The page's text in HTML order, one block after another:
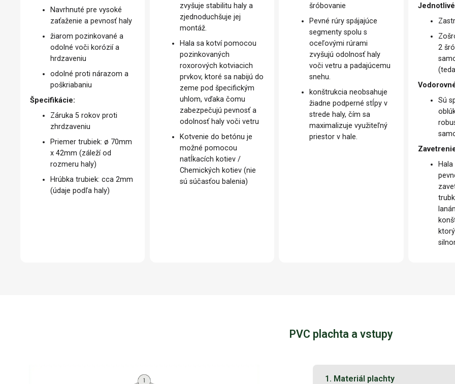
Navrhnuté pre vysoké
zaťaženie a pevnosť haly
žiarom pozinkované a
odolné voči korózií a
hrdzaveniu
odolné proti nárazom a
poškriabaniu
Špecifikácie:
Záruka 5 rokov proti
zhrdzaveniu
Priemer trubiek: ø 70mm
x 42mm (záleží od
rozmeru haly)
Hrúbka trubiek: cca 2mm
(údaje podľa haly)
zvyšuje stabilitu haly a
zjednoduchšuje jej
montáž.
Hala sa kotví pomocou
pozinkovaných
roxorových kotviacich
prvkov, ktoré sa nabijú do
zeme pod špecifickým
uhlom, vďaka čomu
zabezpečujú pevnosť a
odolnosť haly voči vetru
Kotvenie do betónu je
možné pomocou
natĺkacích kotiev /
Chemických kotiev (nie
sú súčasťou balenia)
šróbovanie
Pevné rúry spájajúce
segmenty spolu s
oceľovými rúrami
zvyšujú odolnosť haly
voči vetru a padajúcemu
snehu.
konštrukcia neobsahuje
žiadne podperné stĺpy v
strede haly, čím sa
maximalizuje využiteľný
priestor v hale.
2
Sú
PVC plachta a vstupy
1. Materiál plachty